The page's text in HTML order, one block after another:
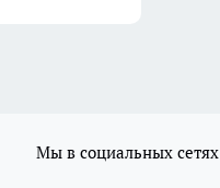
Мы в социальных сетях